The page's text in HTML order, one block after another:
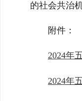
的社会共治
附件：
2024年
2024年